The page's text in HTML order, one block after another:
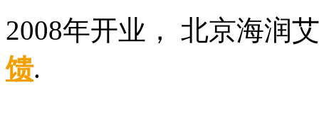
2008年开业， 北京海
馈.